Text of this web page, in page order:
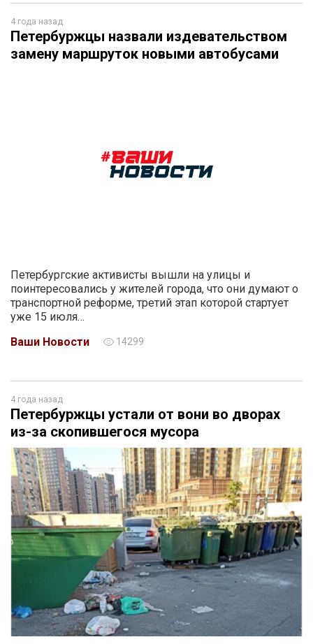
4 года назад
Петербуржцы назвали издевательством
замену маршруток новыми автобусами
Петербургские активисты вышли на улицы и
поинтересовались у жителей города, что они думают о
транспортной реформе, третий этап которой стартует
уже 15 июля…
Ваши Новости
14299
4 года назад
Петербуржцы устали от вони во дворах
из-за скопившегося мусора